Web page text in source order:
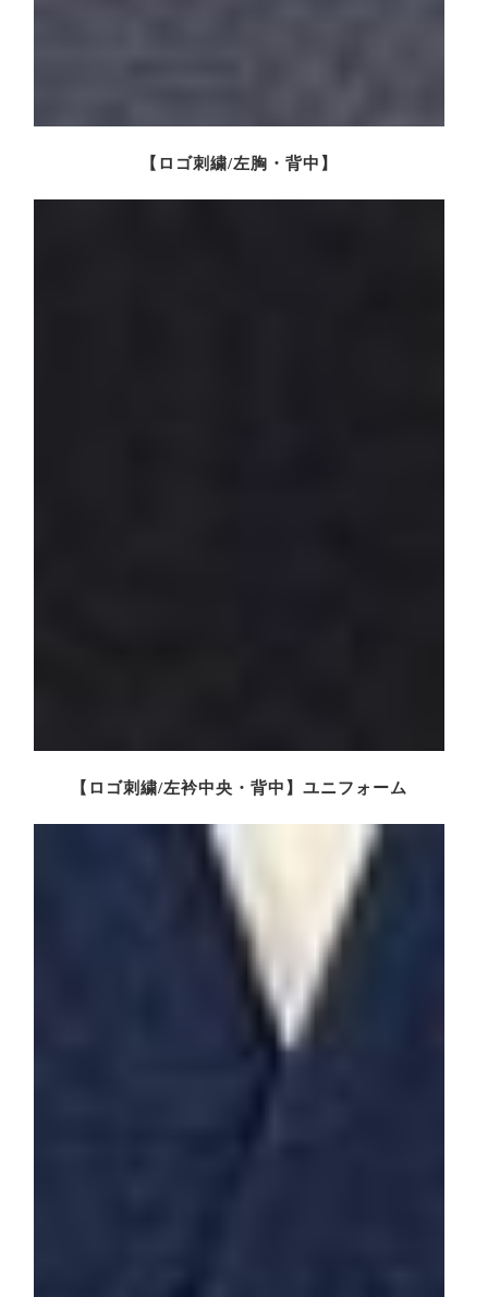
【ロゴ刺繍/左胸・背中】
【ロゴ刺繍/左衿中央・背中】ユニフォーム